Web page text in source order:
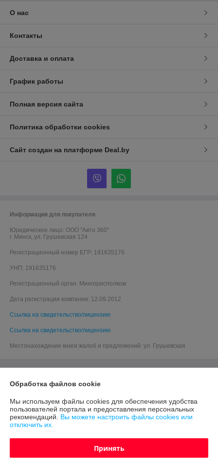
О нас
Контакты
Доставка и оплата
График работы
Полная версия сайта
Политика обработки cookies
Сайт создан на платформе Deal.by
Информация для покупателя
Юридическое лицо: ООО "Авто 360"
г. Минск, ул. Грушевская 124
Регистрационный номер ЕГР: 191635176
УНП: 191635176
Регистрационный орган: Мингорисполком
Дата регистрации компании: 12.09.2012
Ссылка на свидетельство/лицензию
Ссылка на свидетельство/лицензию
Местонахождение книги жалоб и предложений: ул. Грушевская
Обработка файлов cookie
Мы используем файлы cookies для обеспечения удобства
пользователей портала и предоставления персональных
рекомендаций. Вы можете настроить файлы cookies или
отключить их.
Принять